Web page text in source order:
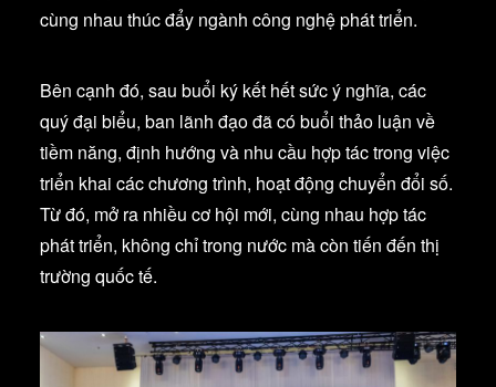
cùng nhau thúc đẩy ngành công nghệ phát triển.
Bên cạnh đó, sau buổi ký kết hết sức ý nghĩa, các
quý đại biểu, ban lãnh đạo đã có buổi thảo luận về
tiềm năng, định hướng và nhu cầu hợp tác trong việc
triển khai các chương trình, hoạt động chuyển đổi số.
Từ đó, mở ra nhiều cơ hội mới, cùng nhau hợp tác
phát triển, không chỉ trong nước mà còn tiến đến thị
trường quốc tế.